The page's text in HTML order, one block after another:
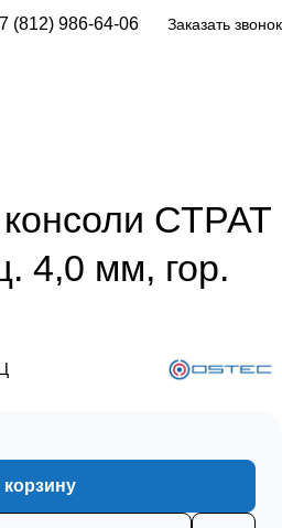
(812) 986-64-06 Заказать звонок
СТРАТ
4,0 мм, гор.
корзину